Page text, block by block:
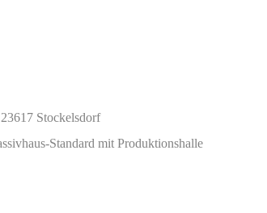
23617 Stockelsdorf
Standard mit Produktionshalle